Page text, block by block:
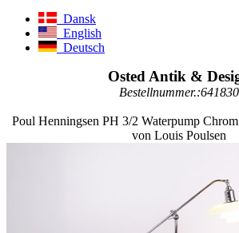
Dansk
English
Deutsch
Osted Antik &
Bestellnummer.:641830
Poul Henningsen PH 3/2 Waterpump
von Louis Poulsen